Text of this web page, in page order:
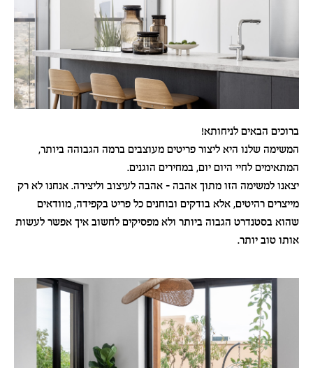
ברוכים הבאים לניחותא!
המשימה שלנו היא ליצור פריטים מעוצבים ברמה הגבוהה ביותר,
המתאימים לחיי היום יום, במחירים הוגנים.
יצאנו למשימה הזו מתוך אהבה - אהבה לעיצוב וליצירה. אנחנו לא רק
מייצרים רהיטים, אלא בודקים ובוחנים כל פריט בקפידה, מוודאים
שהוא בסטנדרט הגבוה ביותר ולא מפסיקים לחשוב איך אפשר לעשות
אותו טוב יותר.